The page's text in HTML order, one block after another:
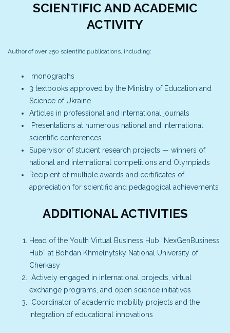
SCIENTIFIC AND ACADEMIC
ACTIVITY
Author of over 250 scientific publications, including:
monographs
3 textbooks approved by the Ministry of Education and
Science of Ukraine
Articles in professional and international journals
Presentations at numerous national and international
scientific conferences
Supervisor of student research projects — winners of
national and international competitions and Olympiads
Recipient of multiple awards and certificates of
appreciation for scientific and pedagogical achievements
ADDITIONAL ACTIVITIES
Head of the Youth Virtual Business Hub “NexGenBusiness
Hub” at Bohdan Khmelnytsky National University of
Cherkasy
Actively engaged in international projects, virtual
exchange programs, and open science initiatives
Coordinator of academic mobility projects and the
integration of educational innovations